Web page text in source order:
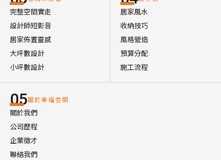
完整空間實走
設計師短影音
居家佈置靈感
大坪數設計
小坪數設計
居家風水
收納技巧
風格營造
預算分配
施工流程
05關於幸福空間
關於我們
公司歷程
企業徵才
聯絡我們